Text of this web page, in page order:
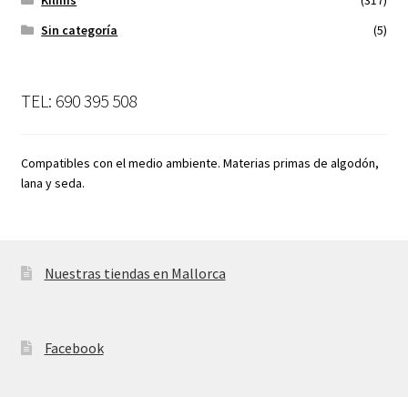
Sin categoría
(5)
TEL: 690 395 508
Compatibles con el medio ambiente. Materias primas de algodón,
lana y seda.
Nuestras tiendas en Mallorca
Facebook